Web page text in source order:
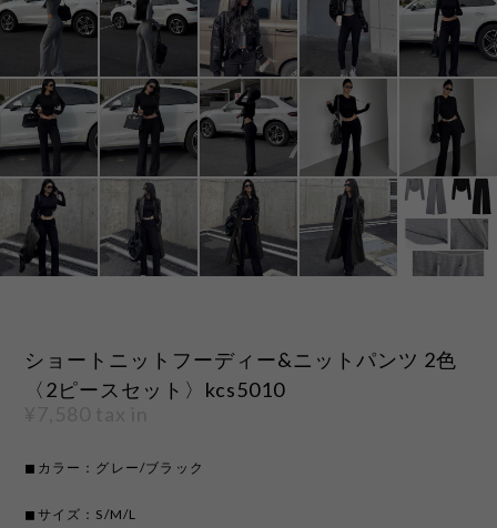
ショートニットフーディー&ニットパンツ 2色
〈2ピースセット〉kcs5010
◼︎カラー：グレー/ブラック
◼︎サイズ：S/M/L